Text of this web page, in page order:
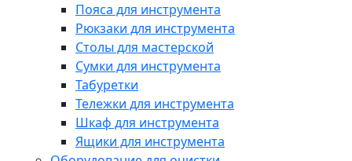
Пояса для инструмента
Рюкзаки для инструмента
Столы для мастерской
Сумки для инструмента
Табуретки
Тележки для инструмента
Шкаф для инструмента
Ящики для инструмента